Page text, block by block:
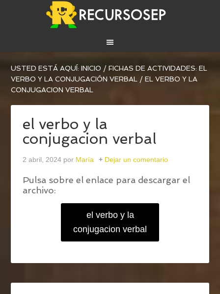
USTED ESTÁ AQUÍ:INICIO / FICHAS DE ACTIVIDADES: EL
VERBO Y LA CONJUGACIÓN VERBAL / EL VERBO Y LA
CONJUGACION VERBAL
el verbo y la
conjugacion verbal
2 abril, 2024 por María Dejar un comentario
Pulsa sobre el enlace para descargar el
archivo:
el verbo y la
conjugacion verbal